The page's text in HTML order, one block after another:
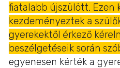
fiatalabb újszülött. Ezen
kezdeményeztek a
gyerekektől érkező
beszélgetéseik során
egyenesen kérték a